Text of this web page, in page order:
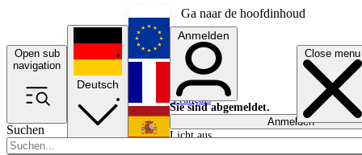
Ga naar de hoofdinhoud
Open sub
navigation
Close menu
Suchen
Deutsch
English
Français
Anmelden
Sie sind abgemeldet.
Anmelden
Licht aus